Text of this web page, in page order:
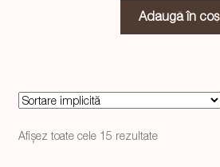
a
fost:
Adaugă în coș
Afișez toate cele 15 rezultate